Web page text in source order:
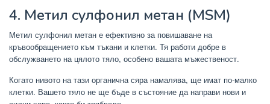
4. Метил сулфонил метан (MSM)
Метил сулфонил метан е ефективно за повишаване на
кръвообращението към тъкани и клетки. Тя работи добре в
обслужването на цялото тяло, особено вашата мъжественост.
Когато нивото на тази органична сяра намалява, ще имат по-малко
клетки. Вашето тяло не ще бъде в състояние да направи нови и